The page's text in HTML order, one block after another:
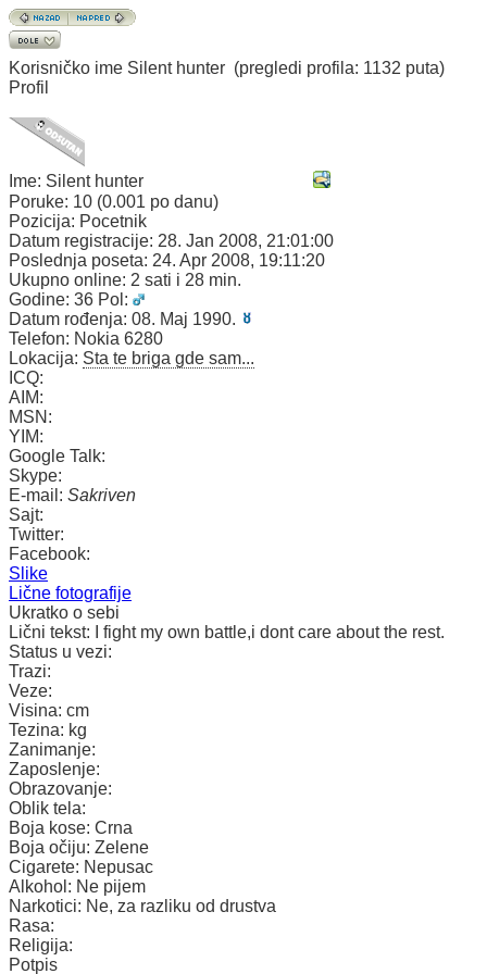
Korisničko ime Silent hunter (pregledi profila: 1132 puta)
Profil
Ime: Silent hunter
Poruke: 10 (0.001 po danu)
Pozicija: Pocetnik
Datum registracije: 28. Jan 2008, 21:01:00
Poslednja poseta: 24. Apr 2008, 19:11:20
Ukupno online: 2 sati i 28 min.
Godine: 36 Pol:
Datum rođenja: 08. Maj 1990.
Telefon: Nokia 6280
Lokacija: Sta te briga gde sam...
ICQ:
AIM:
MSN:
YIM:
Google Talk:
Skype:
E-mail: Sakriven
Sajt:
Twitter:
Facebook:
Slike
Lične fotografije
Ukratko o sebi
Lični tekst:
I fight my own battle,i dont care about the rest.
Status u vezi:
Trazi:
Veze:
Visina: cm
Tezina: kg
Zanimanje:
Zaposlenje:
Obrazovanje:
Oblik tela:
Boja kose: Crna
Boja očiju: Zelene
Cigarete: Nepusac
Alkohol: Ne pijem
Narkotici: Ne, za razliku od drustva
Rasa:
Religija:
Potpis